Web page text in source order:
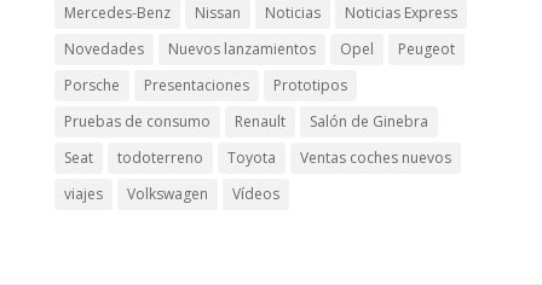
Mercedes-Benz
Nissan Noticias
Noticias Express
Novedades
Nuevos lanzamientos Opel
Peugeot
Porsche
Presentaciones
Prototipos
Pruebas de consumo
Renault
Salón de Ginebra
Seat
todoterreno Toyota
Ventas coches nuevos
viajes
Volkswagen Vídeos